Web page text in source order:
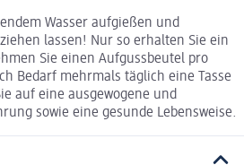
Wasser aufgießen und
lassen! Nur so erhalten Sie ein
Sie einen Aufgussbeutel pro
Bedarf mehrmals täglich eine Tasse
auf eine ausgewogene und
sowie eine gesunde Lebensweise.